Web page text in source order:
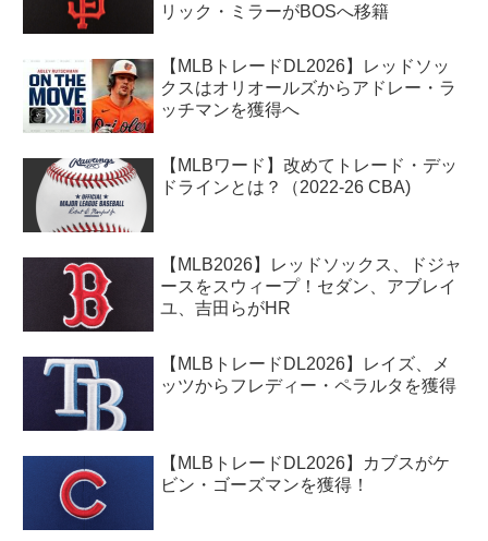
リック・ミラーがBOSへ移籍
【MLBトレードDL2026】レッドソッ
クスはオリオールズからアドレー・ラ
ッチマンを獲得へ
【MLBワード】改めてトレード・デッ
ドラインとは？（2022-26 CBA)
【MLB2026】レッドソックス、ドジャ
ースをスウィープ！セダン、アブレイ
ユ、吉田らがHR
【MLBトレードDL2026】レイズ、メ
ッツからフレディー・ペラルタを獲得
【MLBトレードDL2026】カブスがケ
ビン・ゴーズマンを獲得！